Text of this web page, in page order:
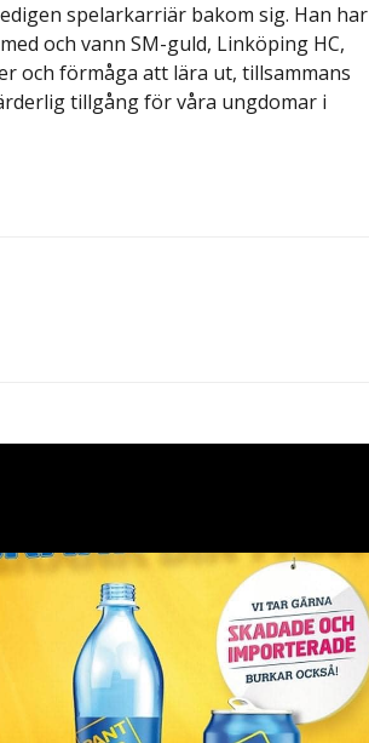
spelarkarriär bakom sig. Han har
och vann SM-guld, Linköping HC,
och förmåga att lära ut, tillsammans
tillgång för våra ungdomar i